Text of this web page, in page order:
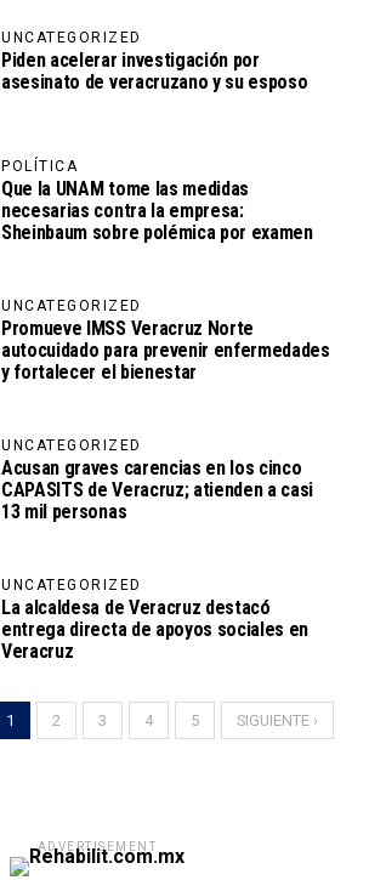
UNCATEGORIZED
Piden acelerar investigación por
asesinato de veracruzano y su esposo
POLÍTICA
Que la UNAM tome las medidas
necesarias contra la empresa:
Sheinbaum sobre polémica por examen
UNCATEGORIZED
Promueve IMSS Veracruz Norte
autocuidado para prevenir enfermedades
y fortalecer el bienestar
UNCATEGORIZED
Acusan graves carencias en los cinco
CAPASITS de Veracruz; atienden a casi
13 mil personas
UNCATEGORIZED
La alcaldesa de Veracruz destacó
entrega directa de apoyos sociales en
Veracruz
1 2 3 4 5 SIGUIENTE ›
ADVERTISEMENT